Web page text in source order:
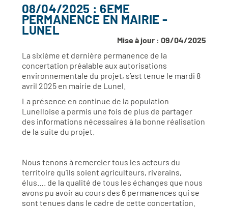
08/04/2025 : 6EME
PERMANENCE EN MAIRIE -
LUNEL
Mise à jour : 09/04/2025
La sixième et dernière permanence de la
concertation préalable aux autorisations
environnementale du projet, s’est tenue le mardi 8
avril 2025 en mairie de Lunel.
La présence en continue de la population
Lunelloise a permis une fois de plus de partager
des informations nécessaires à la bonne réalisation
de la suite du projet.
Nous tenons à remercier tous les acteurs du
territoire qu’ils soient agriculteurs, riverains,
élus…. de la qualité de tous les échanges que nous
avons pu avoir au cours des 6 permanences qui se
sont tenues dans le cadre de cette concertation.